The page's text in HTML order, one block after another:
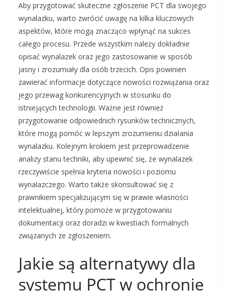
Aby przygotować skuteczne zgłoszenie PCT dla swojego
wynalazku, warto zwrócić uwagę na kilka kluczowych
aspektów, które mogą znacząco wpłynąć na sukces
całego procesu. Przede wszystkim należy dokładnie
opisać wynalazek oraz jego zastosowanie w sposób
jasny i zrozumiały dla osób trzecich. Opis powinien
zawierać informacje dotyczące nowości rozwiązania oraz
jego przewag konkurencyjnych w stosunku do
istniejących technologii. Ważne jest również
przygotowanie odpowiednich rysunków technicznych,
które mogą pomóc w lepszym zrozumieniu działania
wynalazku. Kolejnym krokiem jest przeprowadzenie
analizy stanu techniki, aby upewnić się, że wynalazek
rzeczywiście spełnia kryteria nowości i poziomu
wynalazczego. Warto także skonsultować się z
prawnikiem specjalizującym się w prawie własności
intelektualnej, który pomoże w przygotowaniu
dokumentacji oraz doradzi w kwestiach formalnych
związanych ze zgłoszeniem.
Jakie są alternatywy dla
systemu PCT w ochronie